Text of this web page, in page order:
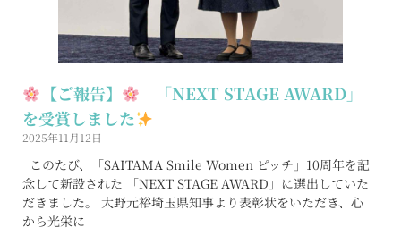
【ご報告】
「NEXT STAGE AWARD」
を受賞しました
2025年11月12日
このたび、「SAITAMA Smile Women ピッチ」10周年を記
念して新設された 「NEXT STAGE AWARD」に選出していた
だきました。 大野元裕埼玉県知事より表彰状をいただき、心
から光栄に